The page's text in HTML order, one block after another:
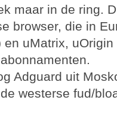
maar in de ring.
browser, die in
uMatrix,
Adguard uit
westerse fud/